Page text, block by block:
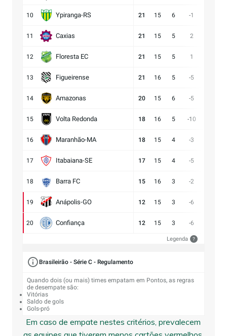
10 Ypiranga-RS 21 15 6 -1
11 Caxias 21 15 5 2
12 Floresta EC 21 15 5 1
13 Figueirense 21 16 5 -5
14 Amazonas 20 15 6 -5
15 Volta Redonda 18 16 5 -10
16 Maranhão-MA 18 15 4 -3
17 Itabaiana-SE 17 15 4 -5
18 Barra FC 15 16 3 -2
19 Anápolis-GO 12 15 3 -6
20 Confiança 12 15 3 -6
Legenda ?
Brasileirão - Série C - Regulamento
Quando dois (ou mais) times empatam em Pontos, as regras
de desempate são:
Vitórias
Saldo de gols
Gols-pró
Em caso de empate nestes critérios, prevalecem